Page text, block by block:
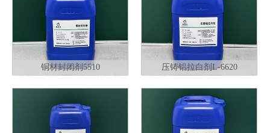
铜材封闭剂5510 压铸铝拉白剂L-6620